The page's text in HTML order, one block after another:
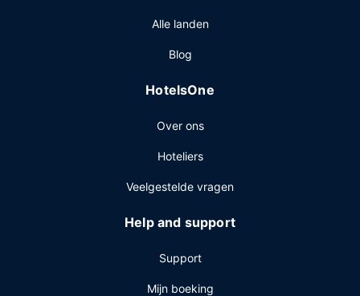
Alle landen
Blog
HotelsOne
Over ons
Hoteliers
Veelgestelde vragen
Help and support
Support
Mijn boeking